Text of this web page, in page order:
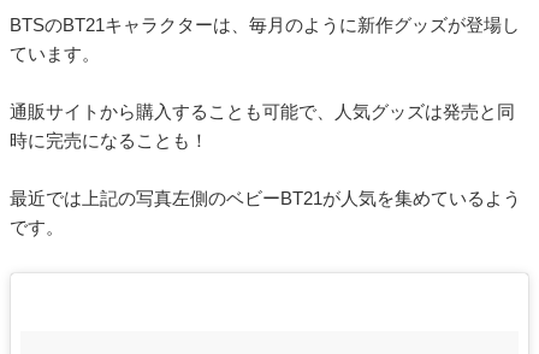
BTSのBT21キャラクターは、毎月のように新作グッズが登場し
ています。
通販サイトから購入することも可能で、人気グッズは発売と同
時に完売になることも！
最近では上記の写真左側のベビーBT21が人気を集めているよう
です。